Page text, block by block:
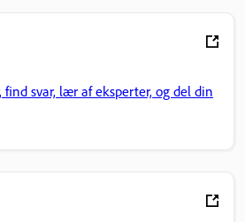
find svar, lær af eksperter, og del din